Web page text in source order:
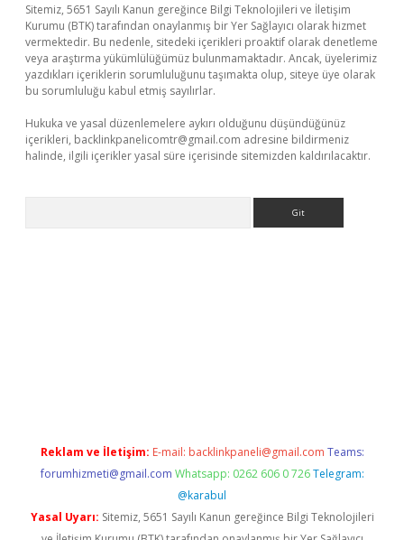
Sitemiz, 5651 Sayılı Kanun gereğince Bilgi Teknolojileri ve İletişim
Kurumu (BTK) tarafından onaylanmış bir Yer Sağlayıcı olarak hizmet
vermektedir. Bu nedenle, sitedeki içerikleri proaktif olarak denetleme
veya araştırma yükümlülüğümüz bulunmamaktadır. Ancak, üyelerimiz
yazdıkları içeriklerin sorumluluğunu taşımakta olup, siteye üye olarak
bu sorumluluğu kabul etmiş sayılırlar.
Hukuka ve yasal düzenlemelere aykırı olduğunu düşündüğünüz
içerikleri, backlinkpanelicomtr@gmail.com adresine bildirmeniz
halinde, ilgili içerikler yasal süre içerisinde sitemizden kaldırılacaktır.
Reklam ve İletişim: E-mail: backlinkpaneli@gmail.com Teams:
forumhizmeti@gmail.com Whatsapp: 0262 606 0 726 Telegram:
@karabul
Yasal Uyarı: Sitemiz, 5651 Sayılı Kanun gereğince Bilgi Teknolojileri